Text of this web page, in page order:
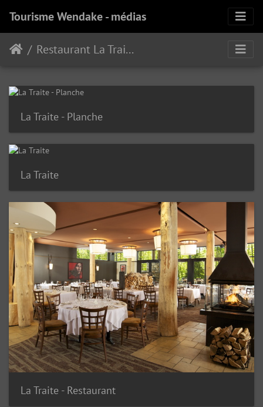
Tourisme Wendake - médias
Restaurant La Traite
La Traite - Planche
La Traite
La Traite - Restaurant